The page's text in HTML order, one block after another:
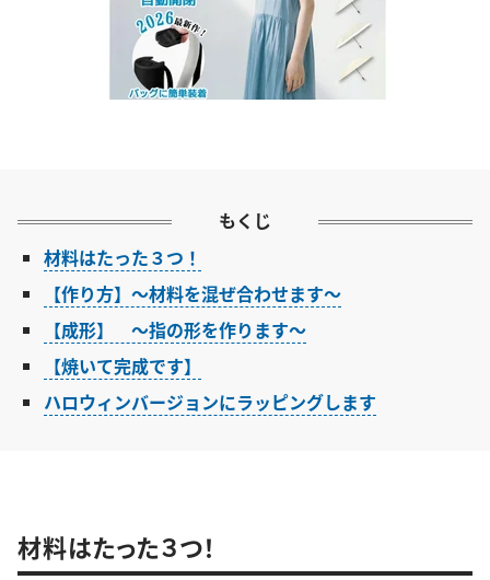
もくじ
材料はたった３つ！
【作り方】～材料を混ぜ合わせます～
【成形】 ～指の形を作ります～
【焼いて完成です】
ハロウィンバージョンにラッピングします
材料はたった３つ！